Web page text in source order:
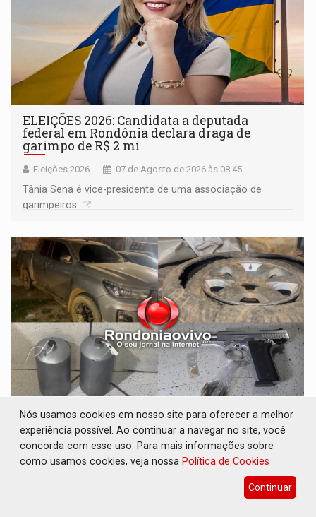
ELEIÇÕES 2026: Candidata a deputada
federal em Rondônia declara draga de
garimpo de R$ 2 mi
Eleições 2026 07 de Agosto de 2026 às 08:45
Tânia Sena é vice-presidente de uma associação de
garimpeiros
VÍDEO: Casal de garimpeiros é preso com
mercúrio em estepe, ouro e arma
Polícia 07 de Agosto de 2026 às 08:41
Prisão aconteceu após a ponte do rio Madeira
Nós usamos cookies em nosso site para oferecer a melhor
experiência possível. Ao continuar a navegar no site, você
concorda com esse uso. Para mais informações sobre
como usamos cookies, veja nossa Política de Cookies
Continuar